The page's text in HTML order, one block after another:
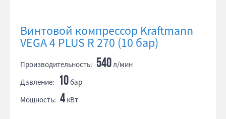
Винтовой компрессор Kraftmann
VEGA 4 PLUS R 270 (10 бар)
Производительность: 540л/мин
Давление: 10бар
Мощность: 4 кВт